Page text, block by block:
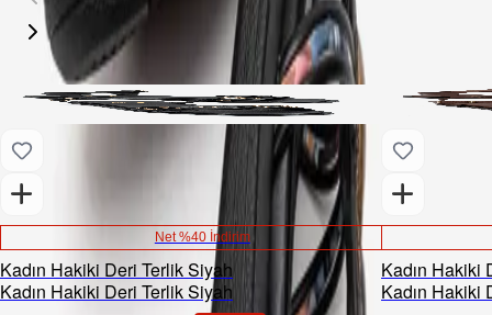
Net %40 İndirim
Kadın Hakiki Deri Terlik Siyah
Kadın Hakiki Deri Terlik Siyah
Kadın Hakiki
Kadın Hakiki